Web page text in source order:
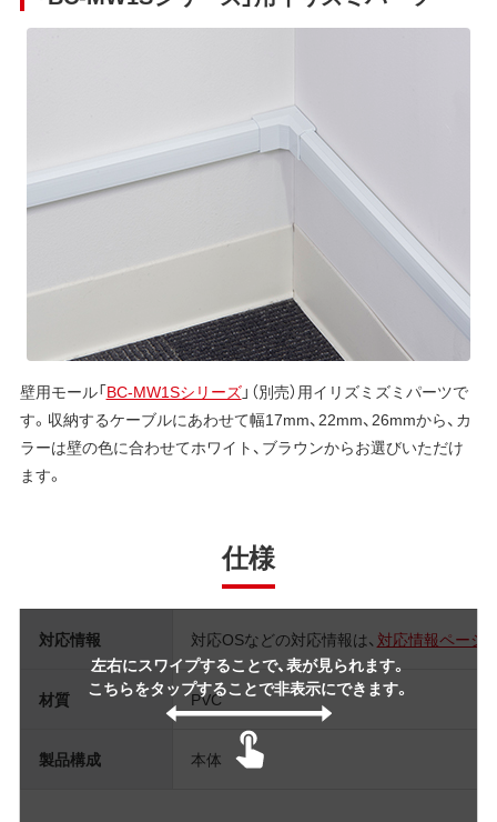
壁用モール「BC-MW1Sシリーズ」（別売）用イリズミズミパーツで
す。収納するケーブルにあわせて幅17mm、22mm、26mmから、カ
ラーは壁の色に合わせてホワイト、ブラウンからお選びいただけ
ます。
仕様
左右にスワイプすることで、表が見られます。
こちらをタップすることで非表示にできます。
対応情報 対応OSなどの対応情報は、 対応情報ページ
材質 PVC
製品構成 本体